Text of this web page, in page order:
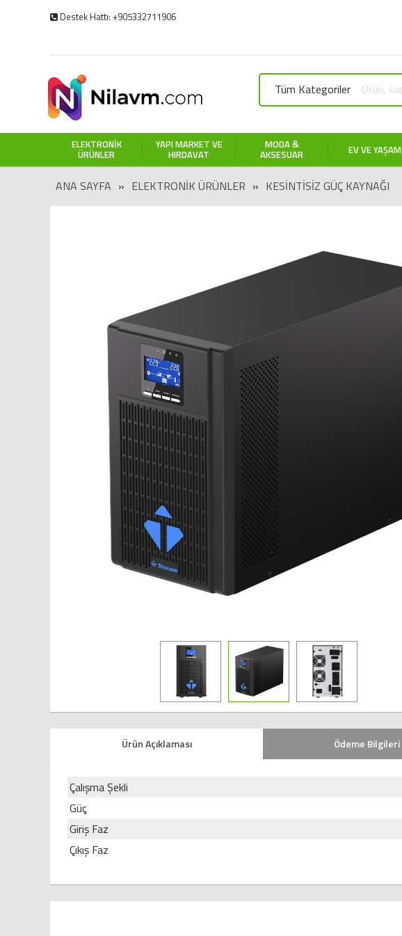
Destek Hattı: +905332711906
Tüm Kategoriler
ELEKTRONIK
ÜRÜNLER
YAPI MARKET VE
HIRDAVAT
MODA &
AKSESUAR EV VE YAŞAM
ANA SAYFA » ELEKTRONIK ÜRÜNLER » KESINTISIZ GÜÇ KAYNAĞI
Ürün Açıklaması Ödeme Bilgileri
Çalışma Şekli
Güç
Giriş Faz
Çıkış Faz